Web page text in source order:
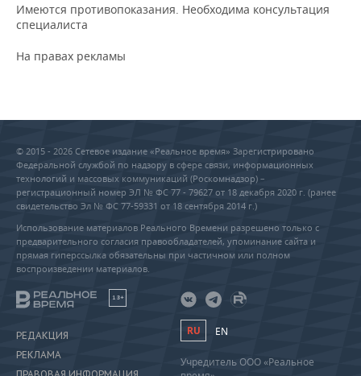
Имеются противопоказания. Необходима консультация
специалиста
На правах рекламы
© 2015 - 2026 Сетевое издание «Реальное время» Зарегистрировано
Федеральной службой по надзору в сфере связи, информационных
технологий и массовых коммуникаций (Роскомнадзор) –
регистрационный номер ЭЛ № ФС 77 - 79627 от 18 декабря 2020 г. (ранее
свидетельство Эл № ФС 77-59331 от 18 сентября 2014 г.)
Использование материалов Реального Времени разрешено только с
предварительного согласия правообладателей, упоминание сайта и
прямая гиперссылка обязательны при частичном или полном
воспроизведении материалов.
18+
РЕДАКЦИЯ
РЕКЛАМА
RU EN
Учредитель ООО «Реальное